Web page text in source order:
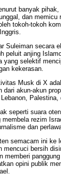
banyak
dan
tokoh-tokoh
Suleiman secara
peluit anjing
yang selektif
kekerasan.
Musk di X
dari akun-akun
Palestina,
seperti suara
rezim
dan
semacam ini ke
mencuci bersih
memberi
opini publik